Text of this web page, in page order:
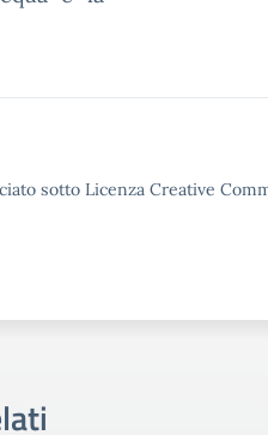
sotto Licenza Creative